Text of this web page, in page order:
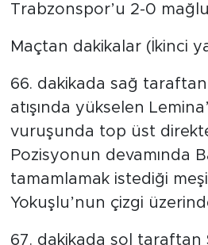
Trabzonspor’u 2-0
Maçtan dakikalar (İkinci
66. dakikada sağ taraftan
atışında yükselen
vuruşunda top üst
Pozisyonun devamında
tamamlamak istediği
Yokuşlu’nun çizgi
67. dakikada sol taraftan